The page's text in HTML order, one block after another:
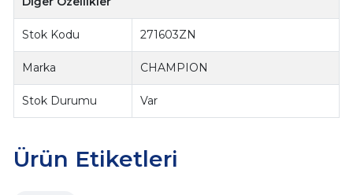
Stok Kodu 271603ZN
Marka CHAMPION
Stok Durumu Var
Ürün Etiketleri